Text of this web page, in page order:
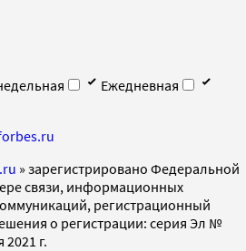
Ежедневная
» зарегистрировано Федеральной
связи, информационных
регистрационный
о регистрации: серия Эл №
г.